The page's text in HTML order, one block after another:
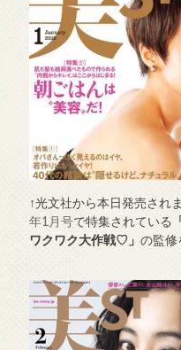
↑光文社から本日発売され
年1月号で特集されている
ワクワク大作戦♡」 の監修